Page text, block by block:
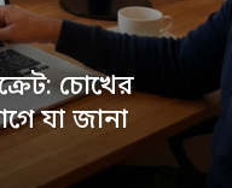
চোখের
যা জানা